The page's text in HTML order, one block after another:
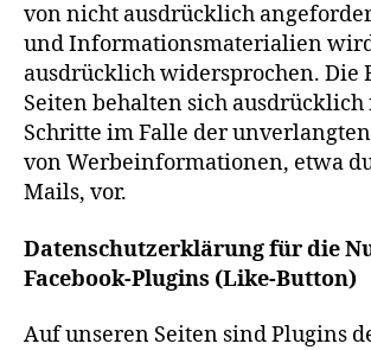
von nicht ausdrücklich
und Informationsmaterialien
ausdrücklich widersprochen. Die
Seiten behalten sich
Schritte im Falle der
von Werbeinformationen, etwa
Mails, vor.
Datenschutzerklärung für die
Facebook-Plugins (Like-Button)
Auf unseren Seiten sind Plugins